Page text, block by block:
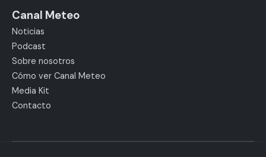
Canal Meteo
Noticias
Podcast
Sobre nosotros
Cómo ver Canal Meteo
Media Kit
Contacto